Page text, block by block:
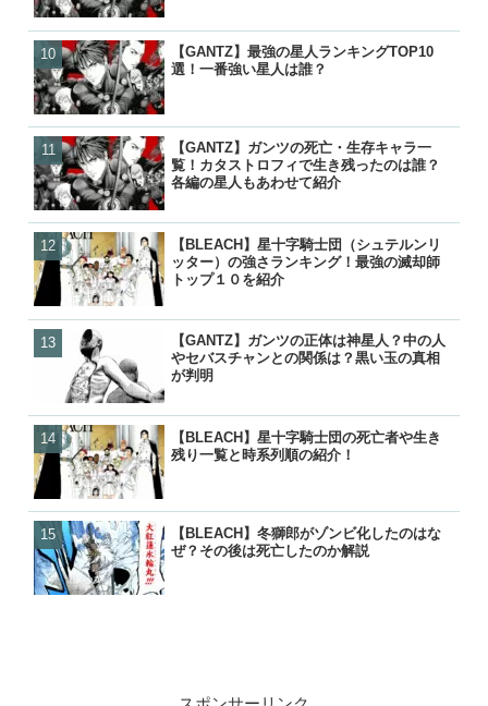
【GANTZ】最強の星人ランキングTOP10
選！一番強い星人は誰？
【GANTZ】ガンツの死亡・生存キャラ一
覧！カタストロフィで生き残ったのは誰？
各編の星人もあわせて紹介
【BLEACH】星十字騎士団（シュテルンリ
ッター）の強さランキング！最強の滅却師
トップ１０を紹介
【GANTZ】ガンツの正体は神星人？中の人
やセバスチャンとの関係は？黒い玉の真相
が判明
【BLEACH】星十字騎士団の死亡者や生き
残り一覧と時系列順の紹介！
【BLEACH】冬獅郎がゾンビ化したのはな
ぜ？その後は死亡したのか解説
【GANTZ】最強の星人ラン
選！一番強い星人は誰？
【GANTZ】ガンツの死亡・
覧！カタストロフィで生き
各編の星人もあわせて紹介
【GANTZ】ガンツの正体は
やセバスチャンとの関係は
【GANTZ】吸血鬼（ヴァン
は？最後はどうなったの？
【BLEACH】星十字騎士団
ッター）の強さランキング
【BLEACH】星十字騎士団
残り一覧と時系列順の紹介
【GANTZ】最強キャララン
選！一番強いキャラは玄野
【GANTZ】ガンツの死亡・
覧！カタストロフィで生き
各編の星人もあわせて紹介
【ぬらりひょんの孫】リク
ら）って結婚したの？キス
【GANTZ】ガンツの正体は
やセバスチャンとの関係は
【BLEACH】星十字騎士団
残り一覧と時系列順の紹介
【炎炎ノ消防隊】森羅の母
（マリクサカベ）の正体は
【BLEACH】零番隊は死亡
後が小説で判明！
【ワンピース】ローが敗北
げの詳細と敗走について
【鬼滅の刃】炭治郎や生存
の後は？何をしてるの？
【GANTZ】ガンツの死亡・
覧！カタストロフィで生き
【NARUTO】尾獣の能力・
後・死亡を一覧で紹介！
【GANTZ】レイカの最後と
クローンとはどうなったの